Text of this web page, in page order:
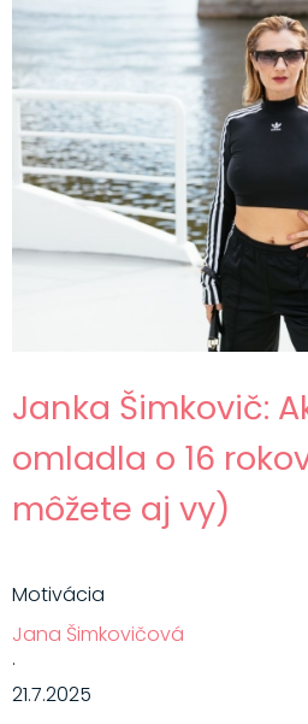
Janka Šimkovič:
omladla o 16
môžete aj vy)
Motivácia
Jana Šimkovičová
·
21.7.2025